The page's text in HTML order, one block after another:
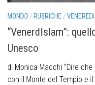
MONDO / RUBRICHE /
“VenerdIslam”:
Unesco
di Monica Macchi “Dire
con il Monte del Tempio e